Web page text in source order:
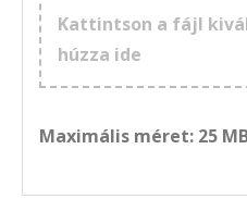
Kattintson a fájl
húzza ide
Maximális méret: 25